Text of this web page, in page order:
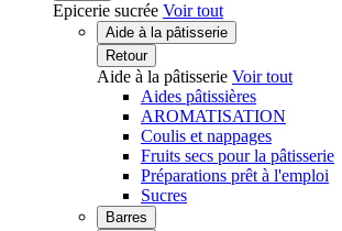
Epicerie sucrée Voir tout
Aide à la pâtisserie
Retour
Aide à la pâtisserie Voir tout
Aides pâtissières
AROMATISATION
Coulis et nappages
Fruits secs pour la pâtisserie
Préparations prêt à l'emploi
Sucres
Barres